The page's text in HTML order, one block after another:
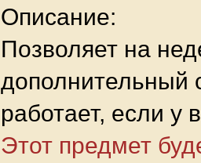
Описание:
Позволяет на
дополнительный
работает, если у
Этот предмет